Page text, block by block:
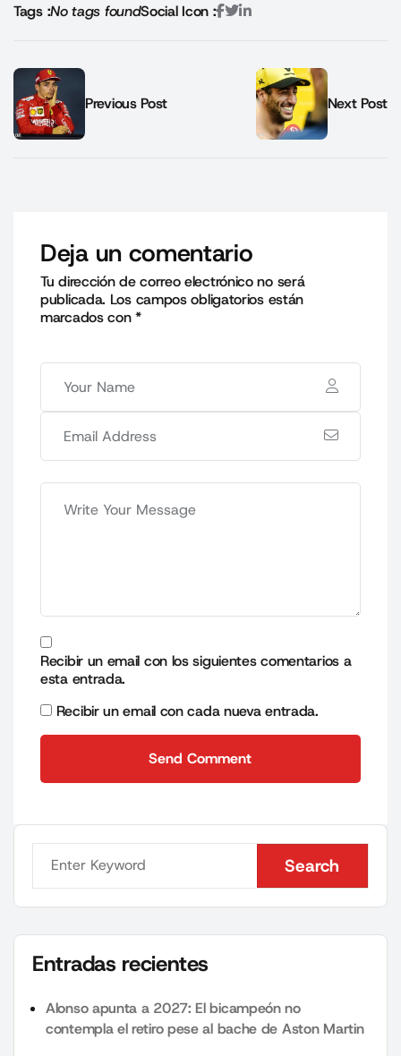
Tags :No tags foundSocial Icon :
Previous Post Next Post
Deja un comentario
Tu dirección de correo electrónico no será
publicada. Los campos obligatorios están
marcados con*
Recibir un email con los siguientes comentarios a
esta entrada.
Recibir un email con cada nueva entrada.
Send Comment
Search
Search
Entradas recientes
Alonso apunta a 2027: El bicampeón no
contempla el retiro pese al bache de Aston Martin